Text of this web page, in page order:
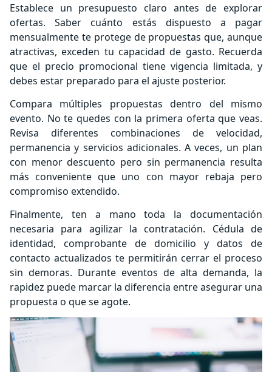
Establece un presupuesto claro antes de explorar
ofertas. Saber cuánto estás dispuesto a pagar
mensualmente te protege de propuestas que, aunque
atractivas, exceden tu capacidad de gasto. Recuerda
que el precio promocional tiene vigencia limitada, y
debes estar preparado para el ajuste posterior.
Compara múltiples propuestas dentro del mismo
evento. No te quedes con la primera oferta que veas.
Revisa diferentes combinaciones de velocidad,
permanencia y servicios adicionales. A veces, un plan
con menor descuento pero sin permanencia resulta
más conveniente que uno con mayor rebaja pero
compromiso extendido.
Finalmente, ten a mano toda la documentación
necesaria para agilizar la contratación. Cédula de
identidad, comprobante de domicilio y datos de
contacto actualizados te permitirán cerrar el proceso
sin demoras. Durante eventos de alta demanda, la
rapidez puede marcar la diferencia entre asegurar una
propuesta o que se agote.